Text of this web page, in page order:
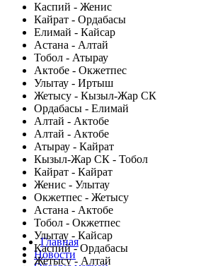
Каспий - Женис
Кайрат - Ордабасы
Елимай - Кайсар
Астана - Алтай
Тобол - Атырау
Актобе - Окжетпес
Улытау - Иртыш
Жетысу - Кызыл-Жар СК
Ордабасы - Елимай
Алтай - Актобе
Алтай - Актобе
Атырау - Кайрат
Кызыл-Жар СК - Тобол
Кайрат - Кайрат
Женис - Улытау
Окжетпес - Жетысу
Астана - Актобе
Тобол - Окжетпес
Улытау - Кайсар
Каспий - Ордабасы
Жетысу - Алтай
Главная
Новости